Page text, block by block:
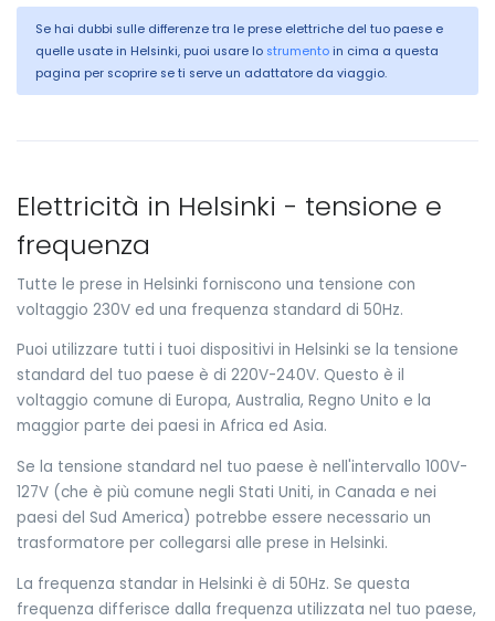
Se hai dubbi sulle differenze tra le prese elettriche del tuo paese e
quelle usate in Helsinki, puoi usare lo strumento in cima a questa
pagina per scoprire se ti serve un adattatore da viaggio.
Elettricità in Helsinki - tensione e
frequenza
Tutte le prese in Helsinki forniscono una tensione con
voltaggio 230V ed una frequenza standard di 50Hz.
Puoi utilizzare tutti i tuoi dispositivi in Helsinki se la tensione
standard del tuo paese è di 220V-240V. Questo è il
voltaggio comune di Europa, Australia, Regno Unito e la
maggior parte dei paesi in Africa ed Asia.
Se la tensione standard nel tuo paese è nell'intervallo 100V-
127V (che è più comune negli Stati Uniti, in Canada e nei
paesi del Sud America) potrebbe essere necessario un
trasformatore per collegarsi alle prese in Helsinki.
La frequenza standar in Helsinki è di 50Hz. Se questa
frequenza differisce dalla frequenza utilizzata nel tuo paese,